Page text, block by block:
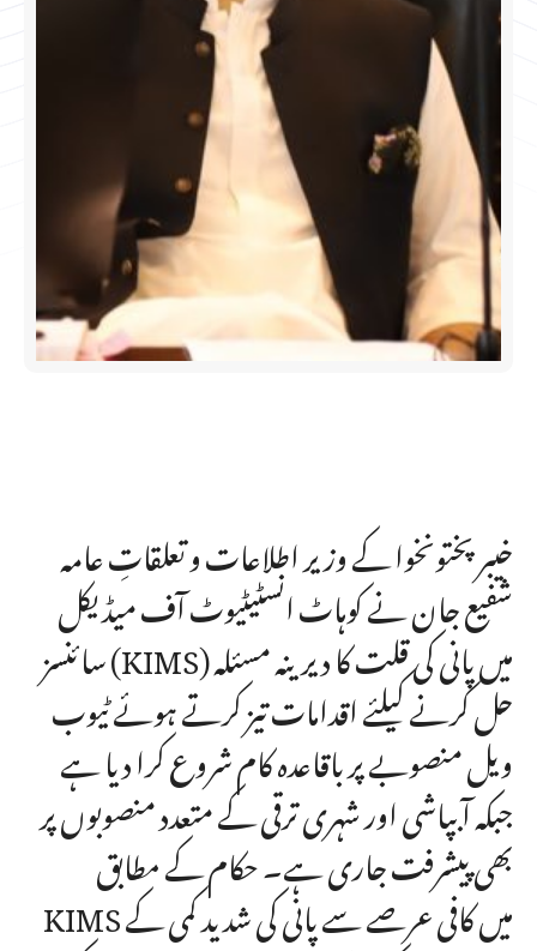
خیبرپختونخوا کے وزیر اطلاعات و تعلقاتِ عامہ
شفیع جان نے کوہاٹ انسٹیٹیوٹ آف میڈیکل
سائنسز (KIMS) میں پانی کی قلت کا دیرینہ مسئلہ
حل کرنے کیلئے اقدامات تیز کرتے ہوئے ٹیوب
ویل منصوبے پر باقاعدہ کام شروع کرا دیا ہے
جبکہ آبپاشی اور شہری ترقی کے متعدد منصوبوں پر
بھی پیشرفت جاری ہے۔ حکام کے مطابق
KIMS میں کافی عرصے سے پانی کی شدید کمی کے